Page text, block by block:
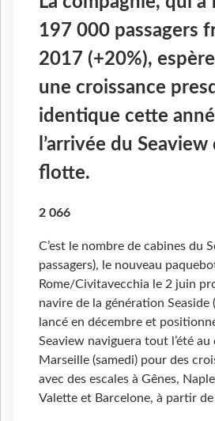
197 000 passagers
2017 (+20%),
une croissance
identique cette
l’arrivée du Seaview
flotte.
2 066
C’est le nombre de cabines du
passagers), le nouveau
Rome/Civitavecchia le 2 juin
navire de la génération Seaside
lancé en décembre et
Seaview naviguera tout l’été au
Marseille (samedi) pour des
avec des escales à Gênes,
Valette et Barcelone, à partir